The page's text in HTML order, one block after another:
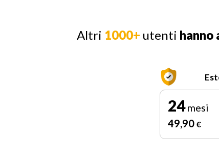
Altri 1000+ utenti hanno
24mesi
49,90 €